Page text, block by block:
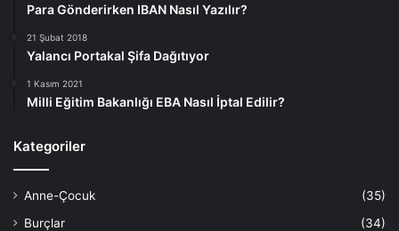
Para Gönderirken IBAN Nasıl Yazılır?
21 Şubat 2018
Yalancı Portakal Şifa Dağıtıyor
1 Kasım 2021
Milli Eğitim Bakanlığı EBA Nasıl İptal Edilir?
Kategoriler
Anne-Çocuk
(35)
Burçlar
(34)